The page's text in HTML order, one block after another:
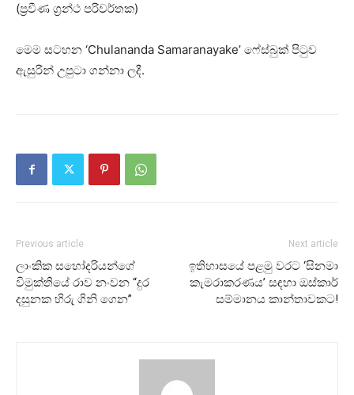
(ප්‍රවීණ ග්‍රන්ථ පරිවර්තක)
මෙම සටහන ‘Chulananda Samaranayake’ ෆේස්බුක් පිටුව
ඇසුරින් උපුටා ගන්නා ලදී.
Previous article
ලාංකික සහෝදරියන්ගේ
විමුක්තියේ රාව නංවන “දුර
දසුනක හිරු ගිනි ගෙන”
Next article
ඉතිහාසයේ පළමු වරට ‘සිනමා
කැමරාකරණය’ සඳහා ඔස්කාර්
සම්මානය කාන්තාවකට!